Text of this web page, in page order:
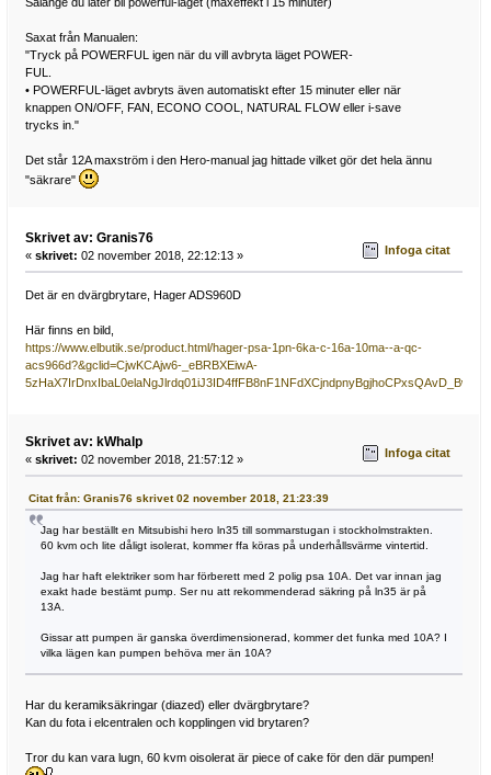
Saxat från Manualen:
"Tryck på POWERFUL igen när du vill avbryta läget POWER-
FUL.
• POWERFUL-läget avbryts även automatiskt efter 15 minuter eller när
knappen ON/OFF, FAN, ECONO COOL, NATURAL FLOW eller i-save
trycks in."
Det står 12A maxström i den Hero-manual jag hittade vilket gör det hela ännu
"säkrare"
Skrivet av: Granis76
« skrivet: 02 november 2018, 22:12:13 » Infoga citat
Det är en dvärgbrytare, Hager ADS960D
Här finns en bild,
https://www.elbutik.se/product.html/hager-psa-1pn-6ka-c-16a-10ma--a-qc-
acs966d?&gclid=CjwKCAjw6-_eBRBXEiwA-
5zHaX7IrDnxIbaL0elaNgJlrdq01iJ3ID4ffFB8nF1NFdXCjndpnyBgjhoCPxsQAvD_BwE
Skrivet av: kWhalp
« skrivet: 02 november 2018, 21:57:12 » Infoga citat
Citat från: Granis76 skrivet 02 november 2018, 21:23:39
Jag har beställt en Mitsubishi hero ln35 till sommarstugan i stockholmstrakten.
60 kvm och lite dåligt isolerat, kommer ffa köras på underhållsvärme vintertid.
Jag har haft elektriker som har förberett med 2 polig psa 10A. Det var innan jag
exakt hade bestämt pump. Ser nu att rekommenderad säkring på ln35 är på
13A.
Gissar att pumpen är ganska överdimensionerad, kommer det funka med 10A? I
vilka lägen kan pumpen behöva mer än 10A?
Har du keramiksäkringar (diazed) eller dvärgbrytare?
Kan du fota i elcentralen och kopplingen vid brytaren?
Tror du kan vara lugn, 60 kvm oisolerat är piece of cake för den där pumpen!